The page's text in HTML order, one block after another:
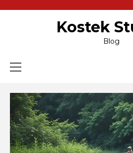
to
Kostek
Blog
Menu